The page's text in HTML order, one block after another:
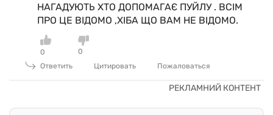
НАГАДУЮТЬ ХТО ДОПОМАГАЄ ПУЙЛУ . ВСІМ
ПРО ЦЕ ВІДОМО ,ХІБА ЩО ВАМ НЕ ВІДОМО.
0
0
Ответить
Цитировать Пожаловаться